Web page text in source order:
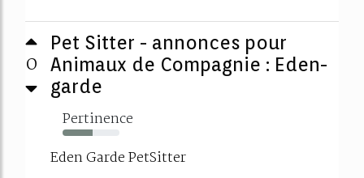
0
Pet Sitter - annonces pour
Animaux de Compagnie : Eden-
garde
Pertinence
53%
Eden Garde PetSitter